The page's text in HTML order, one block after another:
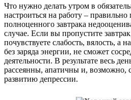
Что нужно делать утром в
настроиться на работу –
полноценного завтрака
случае. Если вы пропустите
почувствуете слабость, вялость, а
без заряда энергии, не сможет
деятельности. В результате весь
рассеянны, апатичны и, возможно,
развитию депрессии.